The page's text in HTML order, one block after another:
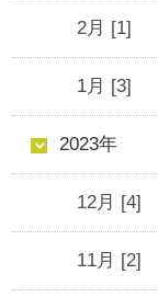
2月 [1]
1月 [3]
2023年
12月 [4]
11月 [2]